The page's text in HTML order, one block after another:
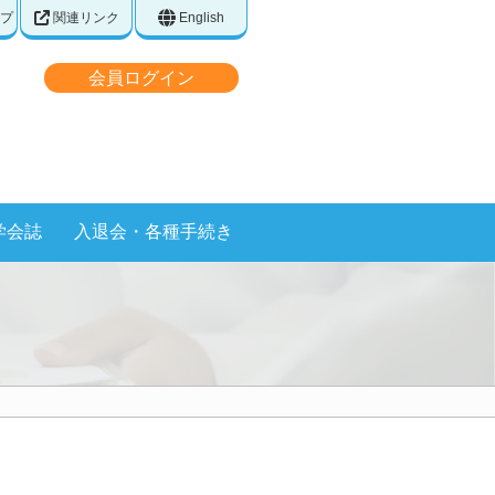
関連リンク English
会員ログイン
会誌 入退会・各種手続き